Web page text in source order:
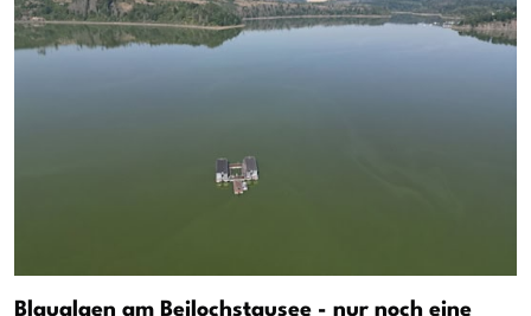
Blaualgen am Beilochstausee - nur noch eine